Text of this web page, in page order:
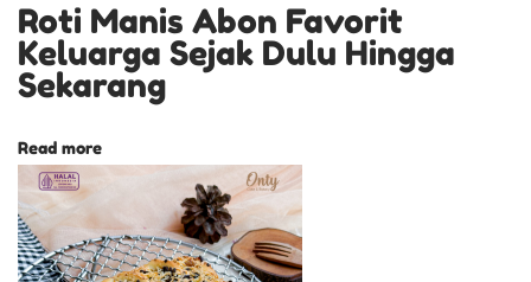
E
S
C
E
A
M
C
Roti Manis Abon Favorit
Keluarga Sejak Dulu Hingga
Sekarang
Read more